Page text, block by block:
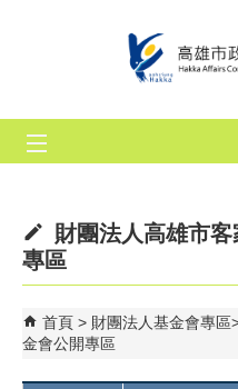
財團法人高雄市
專區
首頁 財團法人基金會專區
金會公開專區